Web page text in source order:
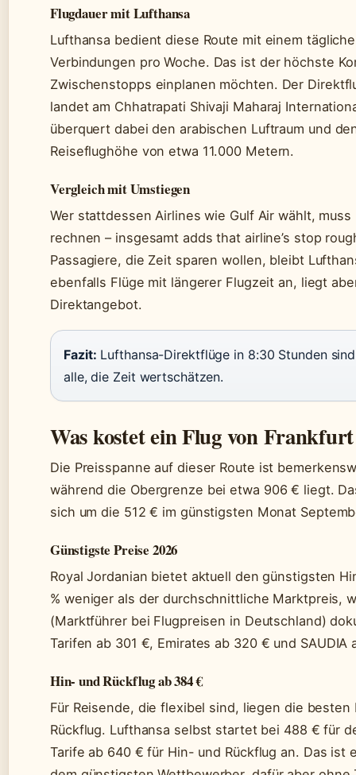
Flugdauer mit Lufthansa
Lufthansa bedient diese Route mit einem
Verbindungen pro Woche. Das ist der höchste
Zwischenstopps einplanen möchten. Der
landet am Chhatrapati Shivaji Maharaj
überquert dabei den arabischen Luftraum und
Reiseflughöhe von etwa 11.000 Metern.
Vergleich mit Umstiegen
Wer stattdessen Airlines wie Gulf Air wählt,
rechnen – insgesamt adds that airline’s stop
Passagiere, die Zeit sparen wollen, bleibt
ebenfalls Flüge mit längerer Flugzeit an, liegt
Direktangebot.
Fazit: Lufthansa-Direktflüge in 8:30 Stunden
alle, die Zeit wertschätzen.
Was kostet ein Flug von
Die Preisspanne auf dieser Route ist
während die Obergrenze bei etwa 906 € liegt.
sich um die 512 € im günstigsten Monat
Günstigste Preise 2026
Royal Jordanian bietet aktuell den günstigsten
% weniger als der durchschnittliche Marktpreis,
(Marktführer bei Flugpreisen in Deutschland)
Tarifen ab 301 €, Emirates ab 320 € und SAUDIA
Hin- und Rückflug ab 384 €
Für Reisende, die flexibel sind, liegen die
Rückflug. Lufthansa selbst startet bei 488 € für
Tarife ab 640 € für Hin- und Rückflug an. Das ist